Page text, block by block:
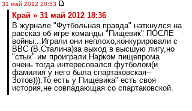
31 май 2012 20:53
Край » 31 май 2012 18:36
В журнале "Футбольная правда" наткнулся на
рассказ об игре команды "Пищевик" ПОСЛЕ
войны...Играли они неплохо,конкурировали с
ВВС (В.Сталина)за выход в высшую лигу,но
"стык" им проиграли.Нарком пищепрома
очень тогда интересовался футболом(и
фамилия у него была спартаковская--
Зотов))).То есть у Пищевика" есть своя
история,не совпадающая со спартаковской.